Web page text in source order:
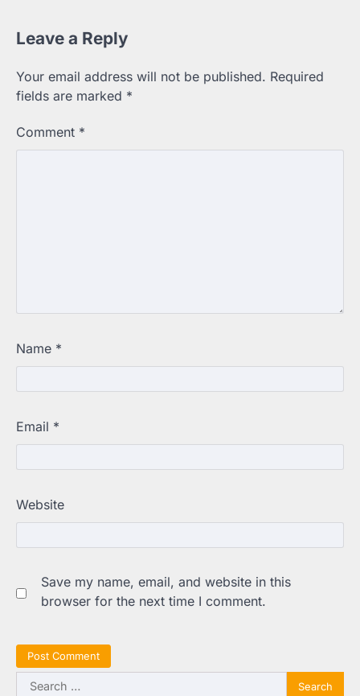
Leave a Reply
Your email address will not be published. Required
fields are marked *
Comment *
Name *
Email *
Website
Save my name, email, and website in this
browser for the next time I comment.
Search